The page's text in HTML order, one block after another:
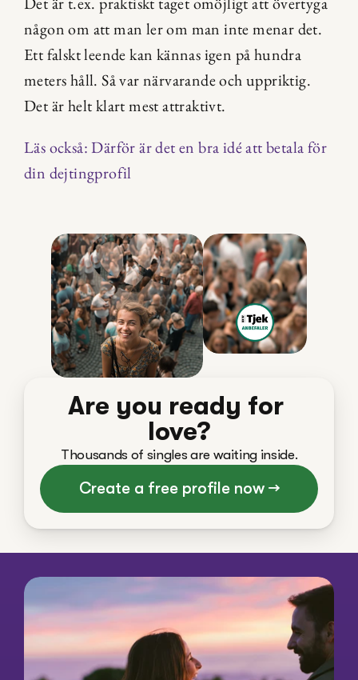
någon om att man ler om man inte menar det.
Ett falskt leende kan kännas igen på hundra
meters håll. Så var närvarande och uppriktig.
Det är helt klart mest attraktivt.
Läs också: Därför är det en bra idé att betala för
din dejtingprofil
Are you ready for
love?
Thousands of singles are waiting inside.
Create a free profile now →